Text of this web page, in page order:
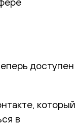
доступен
который
в